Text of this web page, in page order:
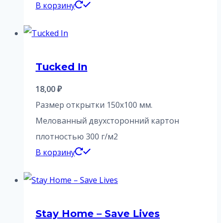
В корзину
Tucked In
18,00₽
Размер открытки 150х100 мм.
Мелованный двухсторонний картон
плотностью 300 г/м2
В корзину
Stay Home – Save Lives